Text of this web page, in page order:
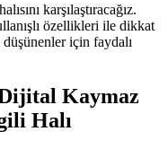
karşılaştıracağız.
özellikleri ile dikkat
düşünenler için faydalı
Kaymaz
Halı